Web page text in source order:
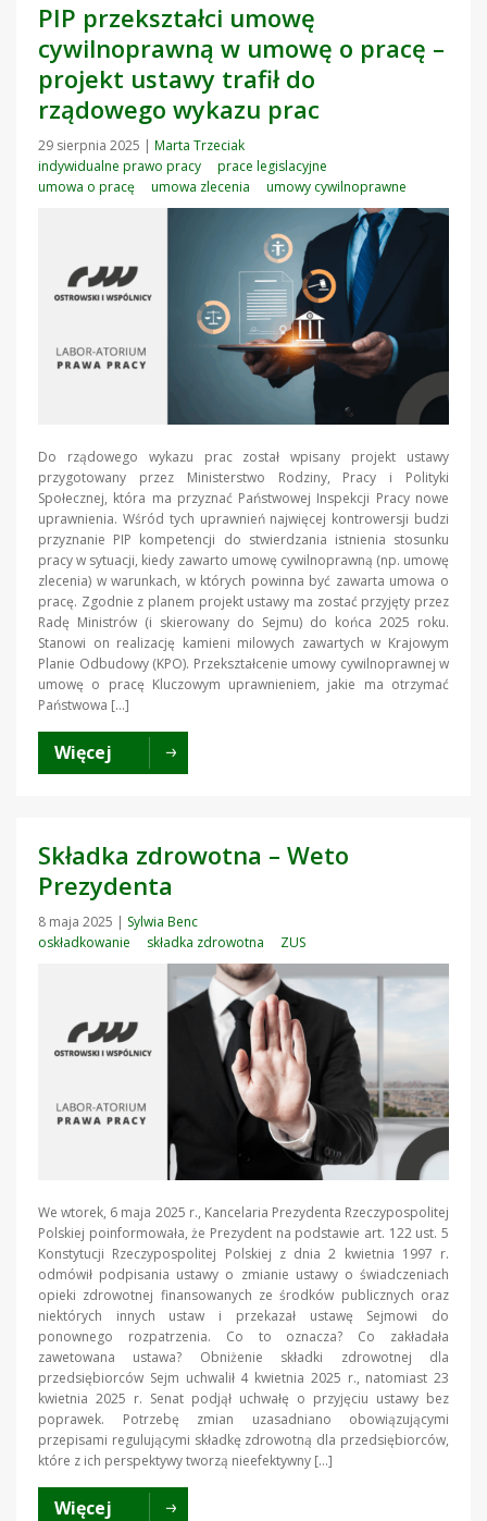
PIP przekształci umowę
cywilnoprawną w umowę o pracę –
projekt ustawy trafił do
rządowego wykazu prac
29 sierpnia 2025 | Marta Trzeciak
indywidualne prawo pracy
prace legislacyjne
umowa o pracę
umowa zlecenia umowy cywilnoprawne
Do rządowego wykazu prac został wpisany projekt ustawy
przygotowany przez Ministerstwo Rodziny, Pracy i Polityki
Społecznej, która ma przyznać Państwowej Inspekcji Pracy nowe
uprawnienia. Wśród tych uprawnień najwięcej kontrowersji budzi
przyznanie PIP kompetencji do stwierdzania istnienia stosunku
pracy w sytuacji, kiedy zawarto umowę cywilnoprawną (np. umowę
zlecenia) w warunkach, w których powinna być zawarta umowa o
pracę. Zgodnie z planem projekt ustawy ma zostać przyjęty przez
Radę Ministrów (i skierowany do Sejmu) do końca 2025 roku.
Stanowi on realizację kamieni milowych zawartych w Krajowym
Planie Odbudowy (KPO). Przekształcenie umowy cywilnoprawnej w
umowę o pracę Kluczowym uprawnieniem, jakie ma otrzymać
Państwowa […]
Więcej
Składka zdrowotna – Weto
Prezydenta
8 maja 2025 | Sylwia Benc
oskładkowanie
składka zdrowotna ZUS
We wtorek, 6 maja 2025 r., Kancelaria Prezydenta Rzeczypospolitej
Polskiej poinformowała, że Prezydent na podstawie art. 122 ust. 5
Konstytucji Rzeczypospolitej Polskiej z dnia 2 kwietnia 1997 r.
odmówił podpisania ustawy o zmianie ustawy o świadczeniach
opieki zdrowotnej finansowanych ze środków publicznych oraz
niektórych innych ustaw i przekazał ustawę Sejmowi do
ponownego rozpatrzenia. Co to oznacza? Co zakładała
zawetowana ustawa? Obniżenie składki zdrowotnej dla
przedsiębiorców Sejm uchwalił 4 kwietnia 2025 r., natomiast 23
kwietnia 2025 r. Senat podjął uchwałę o przyjęciu ustawy bez
poprawek. Potrzebę zmian uzasadniano obowiązującymi
przepisami regulującymi składkę zdrowotną dla przedsiębiorców,
które z ich perspektywy tworzą nieefektywny […]
Więcej